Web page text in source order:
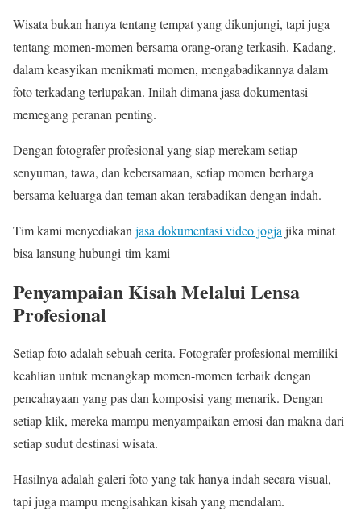
Wisata bukan hanya tentang tempat yang dikunjungi, tapi juga
tentang momen-momen bersama orang-orang terkasih. Kadang,
dalam keasyikan menikmati momen, mengabadikannya dalam
foto terkadang terlupakan. Inilah dimana jasa dokumentasi
memegang peranan penting.
Dengan fotografer profesional yang siap merekam setiap
senyuman, tawa, dan kebersamaan, setiap momen berharga
bersama keluarga dan teman akan terabadikan dengan indah.
Tim kami menyediakan jasa dokumentasi video jogja jika minat
bisa lansung hubungi tim kami
Penyampaian Kisah Melalui Lensa
Profesional
Setiap foto adalah sebuah cerita. Fotografer profesional memiliki
keahlian untuk menangkap momen-momen terbaik dengan
pencahayaan yang pas dan komposisi yang menarik. Dengan
setiap klik, mereka mampu menyampaikan emosi dan makna dari
setiap sudut destinasi wisata.
Hasilnya adalah galeri foto yang tak hanya indah secara visual,
tapi juga mampu mengisahkan kisah yang mendalam.